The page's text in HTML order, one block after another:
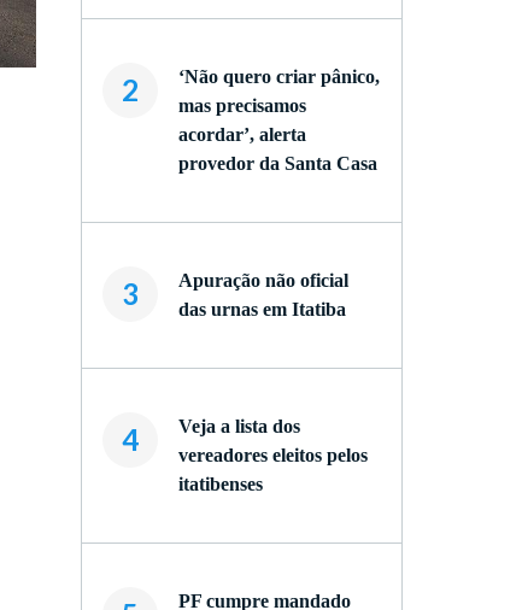
2
‘Não quero criar pânico,
mas precisamos
acordar’, alerta
provedor da Santa Casa
3
Apuração não oficial
das urnas em Itatiba
4
Veja a lista dos
vereadores eleitos pelos
itatibenses
PF cumpre mandado